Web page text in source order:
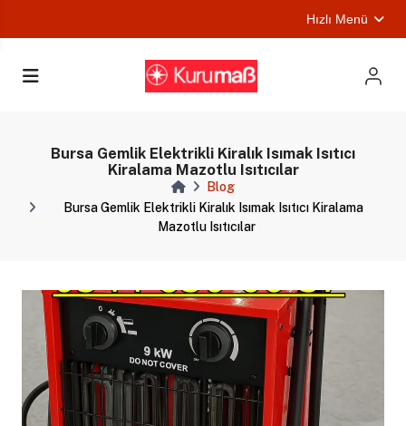
Hızlı Menü
Bursa Gemlik Elektrikli Kiralık Isımak Isıtıcı
Kiralama Mazotlu Isıtıcılar
Blog
Bursa Gemlik Elektrikli Kiralık Isımak Isıtıcı Kiralama
Mazotlu Isıtıcılar